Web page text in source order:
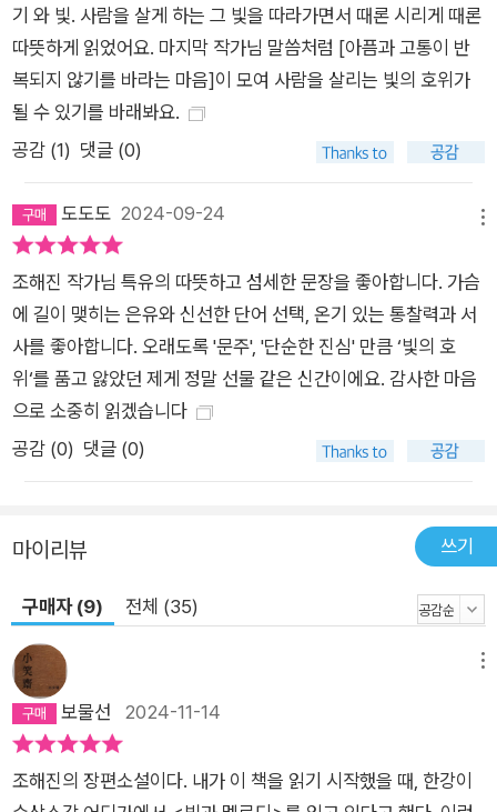
건넨 카메라를 지나, 권은이 나스차에게 건넨 환대의 손길을 지
나, 다음 세대를 살아갈 인물들에게로 뻗어나갈 것이다. 그리고
“한 사람에게 수렴되지 않고 마치 프리즘이나 영사기처럼 그 한
사람을 통과해 더 멀리 뻗어나가”(223~224쪽) 마침내 우리에
게 도달할 것이다. 어떠한 폭력과 고통 속에서도 삶의 태엽이 멈
추지 않도록, 빛과 멜로디가 계속 이어질 수 있도록 하는 힘이 되
어서 말이다.
기 와 빛. 사람을 살게 하는 그 빛을 따라가면서 때론 시리게 때론
따뜻하게 읽었어요. 마지막 작가님 말씀처럼 [아픔과 고통이 반
복되지 않기를 바라는 마음]이 모여 사람을 살리는 빛의 호위가
될 수 있기를 바래봐요.
공감 (1) 댓글 (0)
도도도 2024-09-24
조해진 작가님 특유의 따뜻하고 섬세한 문장을 좋아합니다. 가슴
에 길이 맺히는 은유와 신선한 단어 선택, 온기 있는 통찰력과 서
사를 좋아합니다. 오래도록 '문주', '단순한 진심' 만큼 ‘빛의 호
위‘를 품고 앓았던 제게 정말 선물 같은 신간이에요. 감사한 마음
으로 소중히 읽겠습니다
공감 (0) 댓글 (0)
마이리뷰 쓰기
구매자 (9) 전체 (35)
보물선 2024-11-14
조해진의 장편소설이다. 내가 이 책을 읽기 시작했을 때, 한강이